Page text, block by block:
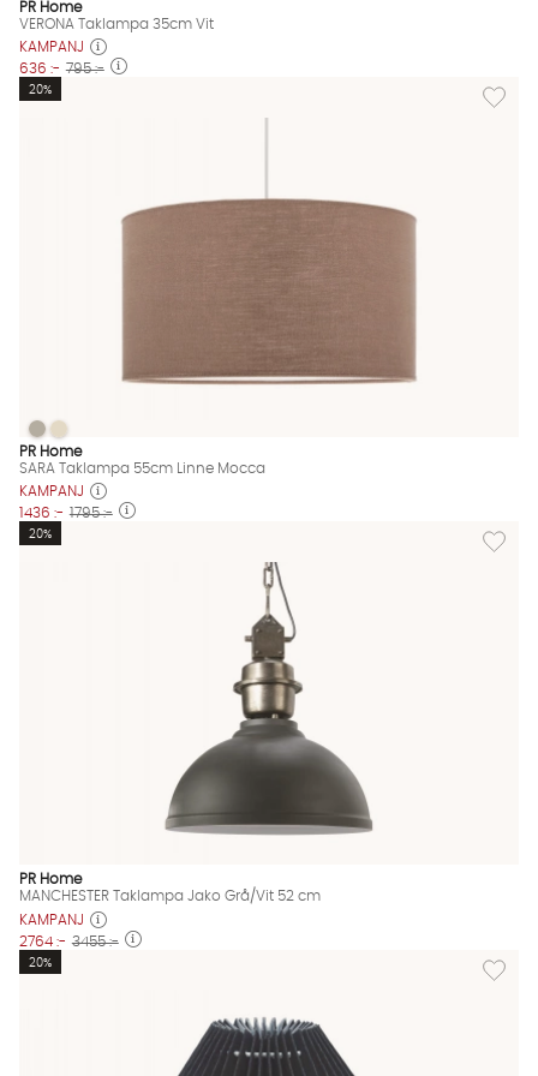
PR Home
VERONA Taklampa 35cm Vit
KAMPANJ
636 :- 795 :-
Lägg
20%
SARA Taklampa 55cm Linne Mocca Finns även i dessa färger:
SARA Taklampa 55cm Linne Mocca
SARA Taklampa 55cm Linne Mocca
PR Home
SARA Taklampa 55cm Linne Mocca
KAMPANJ
1436 :- 1795 :-
Lägg
20%
PR Home
MANCHESTER Taklampa Jako Grå/Vit 52 cm
KAMPANJ
2764 :- 3455 :-
Lägg
20%